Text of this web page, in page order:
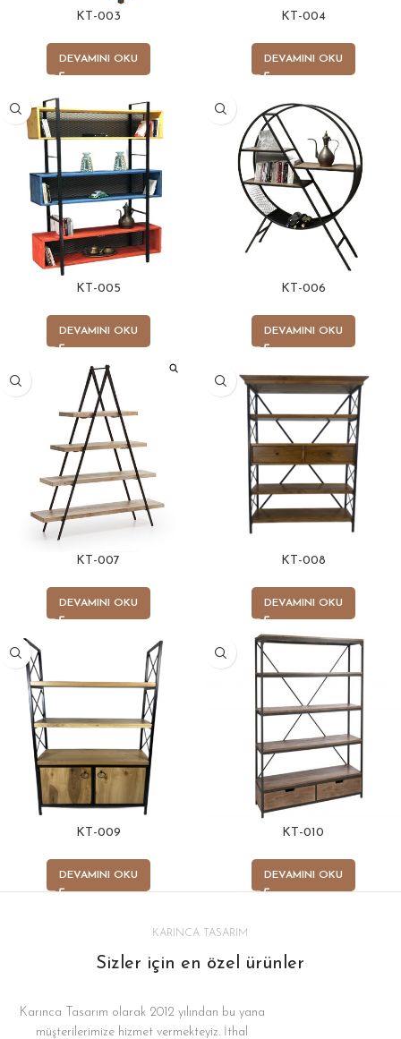
KT-003
DEVAMINI OKU
KT-004
DEVAMINI OKU
KT-005
DEVAMINI OKU
KT-006
DEVAMINI OKU
KT-007
DEVAMINI OKU
KT-008
DEVAMINI OKU
KT-009
DEVAMINI OKU
KT-010
DEVAMINI OKU
KARINCA TASARIM
Sizler için en özel ürünler
Karınca Tasarım olarak 2012 yılından bu yana
müşterilerimize hizmet vermekteyiz. İthal